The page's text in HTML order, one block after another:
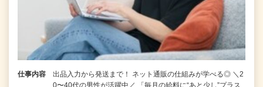
仕事内容
出品入力から発送まで！ ネット通販の仕組みが学べる◎ ＼2
0〜40代の男性が活躍中／ 「毎月の給料に“あと少し”プラス